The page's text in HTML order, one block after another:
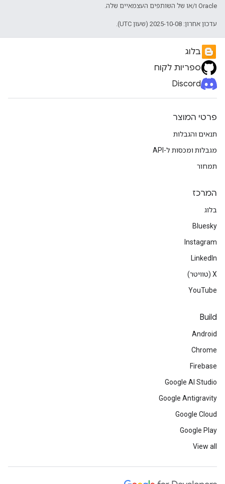
Oracle ו/או של השותפים העצמאיים שלה.
עדכון אחרון: 2025-10-08 (שעון UTC).
בלוג
ספריות לקוח
Discord
פרטי המוצר
תנאים והגבלות
מגבלות ומכסות ל-API
תמחור
המרכז
בלוג
Bluesky
Instagram
LinkedIn
‫X (טוויטר)
YouTube
Build
Android
Chrome
Firebase
Google AI Studio
Google Antigravity
Google Cloud
Google Play
View all